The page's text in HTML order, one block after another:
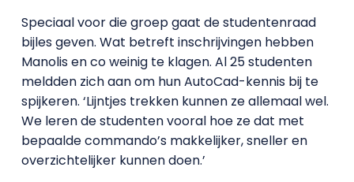
Speciaal voor die groep gaat de studentenraad
bijles geven. Wat betreft inschrijvingen hebben
Manolis en co weinig te klagen. Al 25 studenten
meldden zich aan om hun AutoCad-kennis bij te
spijkeren. ‘Lijntjes trekken kunnen ze allemaal wel.
We leren de studenten vooral hoe ze dat met
bepaalde commando’s makkelijker, sneller en
overzichtelijker kunnen doen.’